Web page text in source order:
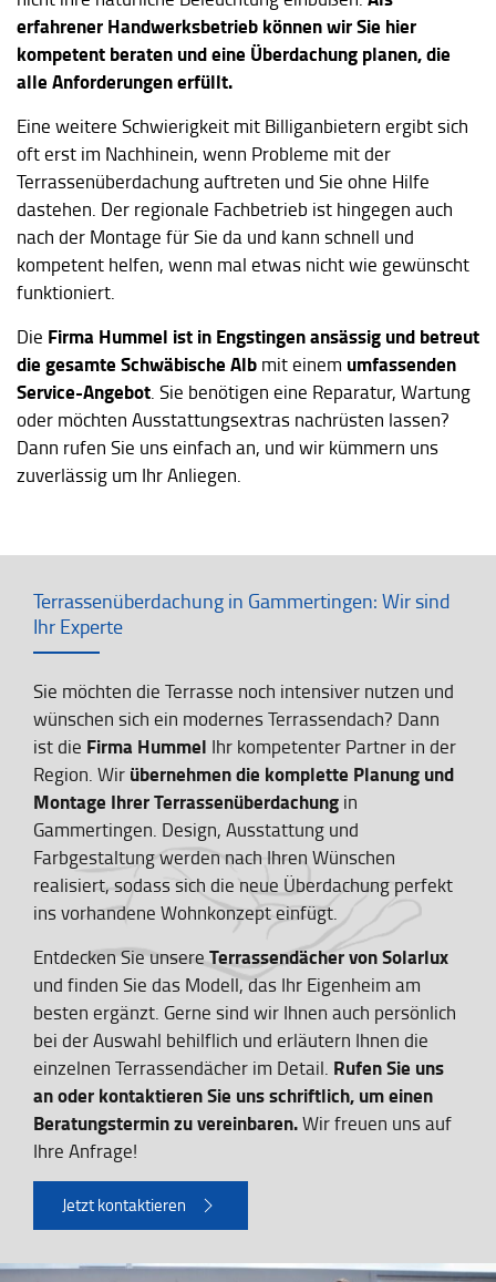
erfahrener Handwerksbetrieb können wir Sie hier
kompetent beraten und eine Überdachung planen, die
alle Anforderungen erfüllt.
Eine weitere Schwierigkeit mit Billiganbietern ergibt sich
oft erst im Nachhinein, wenn Probleme mit der
Terrassenüberdachung auftreten und Sie ohne Hilfe
dastehen. Der regionale Fachbetrieb ist hingegen auch
nach der Montage für Sie da und kann schnell und
kompetent helfen, wenn mal etwas nicht wie gewünscht
funktioniert.
Die Firma Hummel ist in Engstingen ansässig und betreut
die gesamte Schwäbische Alb mit einem umfassenden
Service-Angebot. Sie benötigen eine Reparatur, Wartung
oder möchten Ausstattungsextras nachrüsten lassen?
Dann rufen Sie uns einfach an, und wir kümmern uns
zuverlässig um Ihr Anliegen.
Terrassenüberdachung in Gammertingen: Wir sind
Ihr Experte
Sie möchten die Terrasse noch intensiver nutzen und
wünschen sich ein modernes Terrassendach? Dann
ist die Firma Hummel Ihr kompetenter Partner in der
Region. Wir übernehmen die komplette Planung und
Montage Ihrer Terrassenüberdachung in
Gammertingen. Design, Ausstattung und
Farbgestaltung werden nach Ihren Wünschen
realisiert, sodass sich die neue Überdachung perfekt
ins vorhandene Wohnkonzept einfügt.
Entdecken Sie unsere Terrassendächer von Solarlux
und finden Sie das Modell, das Ihr Eigenheim am
besten ergänzt. Gerne sind wir Ihnen auch persönlich
bei der Auswahl behilflich und erläutern Ihnen die
einzelnen Terrassendächer im Detail. Rufen Sie uns
an oder kontaktieren Sie uns schriftlich, um einen
Beratungstermin zu vereinbaren.Wir freuen uns auf
Ihre Anfrage!
Jetzt kontaktieren